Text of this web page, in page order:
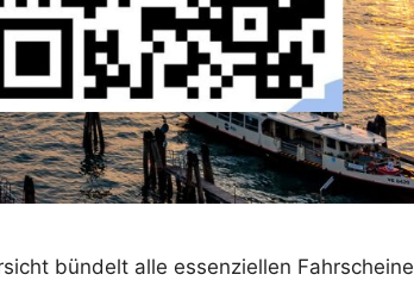
bündelt alle essenziellen Fahrscheine